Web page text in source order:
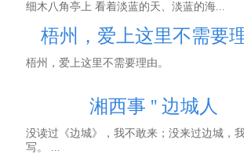
细木八角亭上 看着淡蓝的天、淡蓝的海...
梧州，爱上这里不需要
梧州，爱上这里不需要理由。
湘西事 '' 边城人
没读过《边城》，我不敢来；没来过边城，
写。 ...